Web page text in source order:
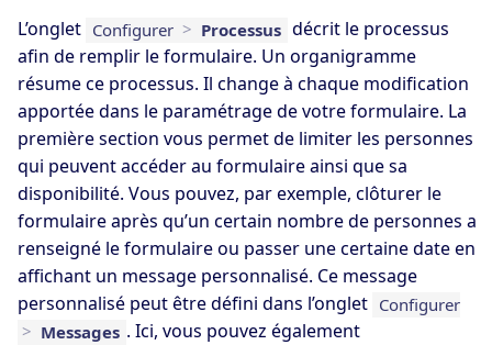
L’onglet Configurer > Processus décrit le processus
afin de remplir le formulaire. Un organigramme
résume ce processus. Il change à chaque modification
apportée dans le paramétrage de votre formulaire. La
première section vous permet de limiter les personnes
qui peuvent accéder au formulaire ainsi que sa
disponibilité. Vous pouvez, par exemple, clôturer le
formulaire après qu’un certain nombre de personnes a
renseigné le formulaire ou passer une certaine date en
affichant un message personnalisé. Ce message
personnalisé peut être défini dans l’onglet Configurer
> Messages . Ici, vous pouvez également